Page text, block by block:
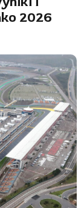
2026